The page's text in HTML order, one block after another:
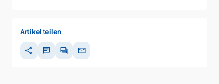
Artikel teilen
share chat forum mail